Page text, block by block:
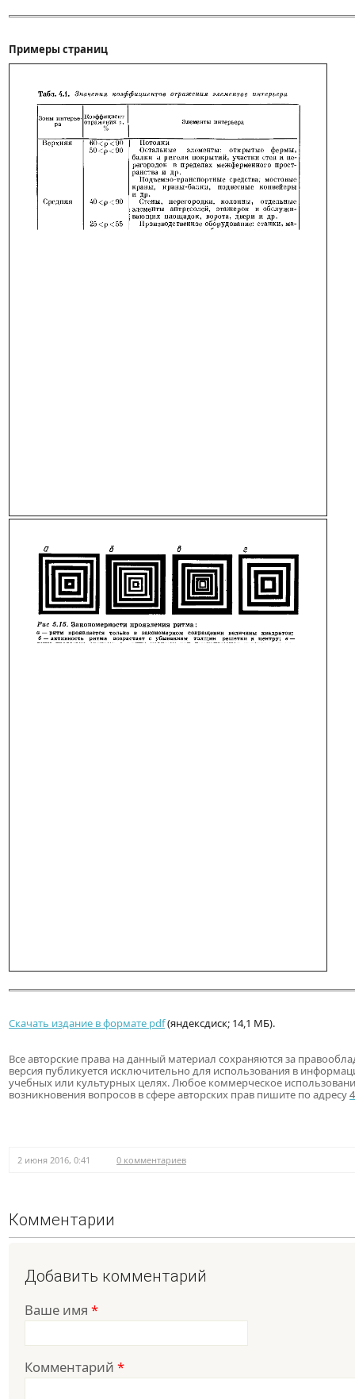
Примеры страниц
Скачать издание в формате pdf(яндексдиск; 14,1 МБ).
Все авторские права на данный материал сохраняются за
версия публикуется исключительно для использования в
учебных или культурных целях. Любое коммерческое
возникновения вопросов в сфере авторских прав пишите по адресу
2 июня 2016, 0:41 0 комментариев
Комментарии
Добавить комментарий
Ваше имя *
Комментарий *